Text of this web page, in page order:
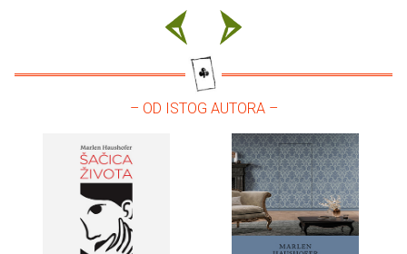
– OD ISTOG AUTORA –